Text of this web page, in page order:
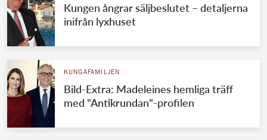
UTLÄNDSKT
VÄRLDENS KUNGAHUS
Svenska kungahuset
Brittiska kungahuset
Norska kungahuset
REDAKTION
Kungen ångrar säljbeslutet – detaljerna
inifrån lyxhuset
KUNGAFAMILJEN
Bild-Extra: Madeleines hemliga träff
med "Antikrundan"-profilen